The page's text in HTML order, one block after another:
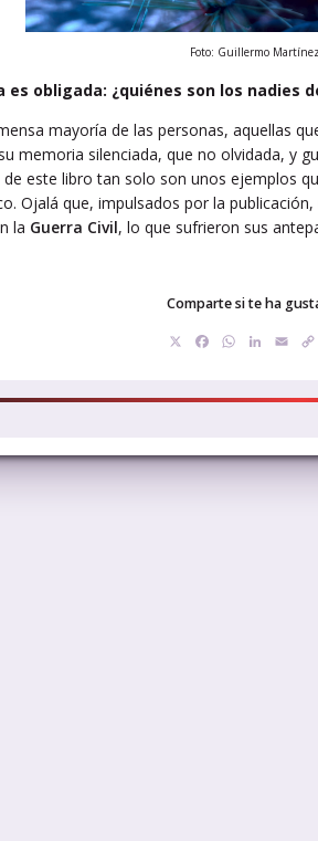
Foto: Guillermo Martínez
obligada: ¿quiénes son los nadies
mayoría de las personas, aquellas
memoria silenciada, que no olvidada, y
este libro tan solo son unos ejemplos
Ojalá que, impulsados por la
la Guerra Civil, lo que sufrieron sus
Comparte si te ha
Facebook
WhatsApp